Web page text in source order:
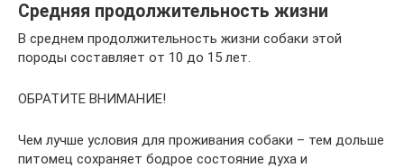
Средняя продолжительность жизни
В среднем продолжительность жизни собаки этой
породы составляет от 10 до 15 лет.
ОБРАТИТЕ ВНИМАНИЕ!
Чем лучше условия для проживания собаки – тем дольше
питомец сохраняет бодрое состояние духа и